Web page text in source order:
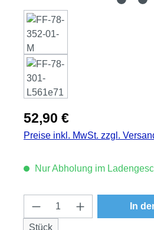
Regulärer Preis:
52,90 €
Preise inkl. MwSt. zzgl.
Nur Abholung im
Produkt Anzahl: Gib
Stück
In